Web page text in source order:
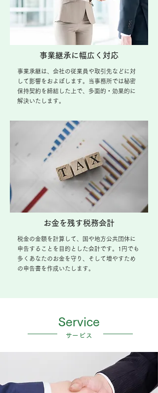
事業継承に幅広く対応
事業承継は、会社の従業員や取引先などに対
して影響をおよぼします。当事務所では秘密
保持契約を締結した上で、多面的・効果的に
解決いたします。
お金を残す税務会計
税金の金額を計算して、国や地方公共団体に
申告することを目的とした会計です。1円でも
多くあなたのお金を守り、そして増やすため
の申告書を作成いたします。
Service
サービス